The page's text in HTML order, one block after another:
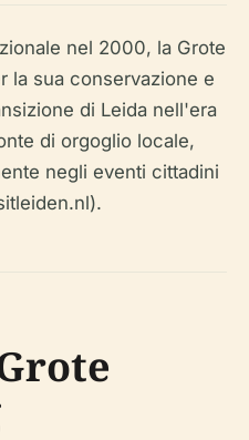
nel 2000, la Grote
la sua conservazione e
di Leida nell'era
di orgoglio locale,
negli eventi cittadini